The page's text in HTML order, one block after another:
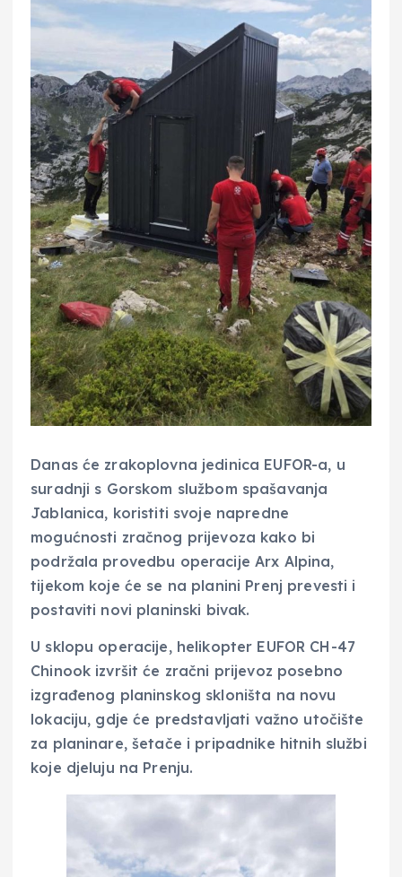
Danas će zrakoplovna jedinica EUFOR-a, u
suradnji s Gorskom službom spašavanja
Jablanica, koristiti svoje napredne
mogućnosti zračnog prijevoza kako bi
podržala provedbu operacije Arx Alpina,
tijekom koje će se na planini Prenj prevesti i
postaviti novi planinski bivak.
U sklopu operacije, helikopter EUFOR CH-47
Chinook izvršit će zračni prijevoz posebno
izgrađenog planinskog skloništa na novu
lokaciju, gdje će predstavljati važno utočište
za planinare, šetače i pripadnike hitnih službi
koje djeluju na Prenju.